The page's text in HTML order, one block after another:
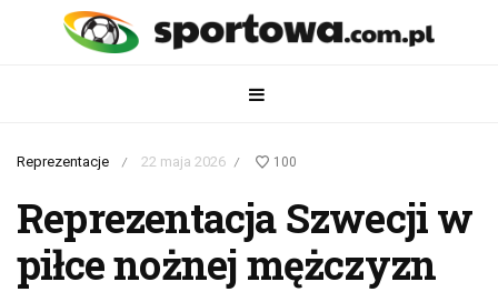
Reprezentacje / 22 maja 2026 / 100
Reprezentacja Szwecji w
piłce nożnej mężczyzn